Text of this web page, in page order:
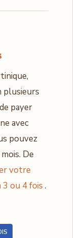
plusieurs
payer
avec
pouvez
De
votre
ou 4 fois .